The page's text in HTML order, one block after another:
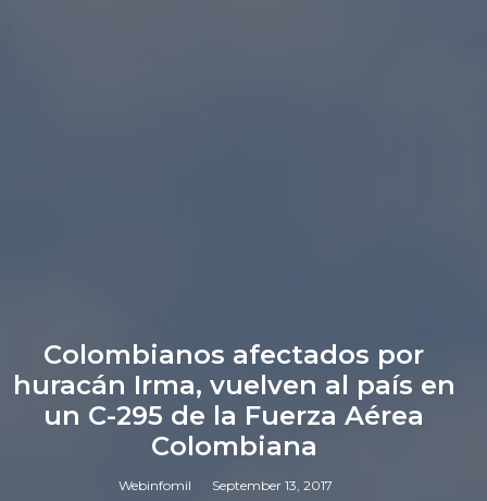
Colombianos afectados por
huracán Irma, vuelven al país en
un C-295 de la Fuerza Aérea
Colombiana
Webinfomil September 13, 2017